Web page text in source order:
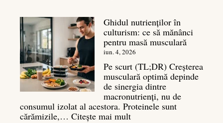
Ghid
complet
pentru
3D
Ghidul nutrienților în
culturism: ce să mănânci
pentru masă musculară
iun. 4, 2026
Pe scurt (TL;DR) Creșterea
musculară optimă depinde
de sinergia dintre
macronutrienți, nu de
consumul izolat al acestora. Proteinele sunt
cărămizile,… Citește mai mult: